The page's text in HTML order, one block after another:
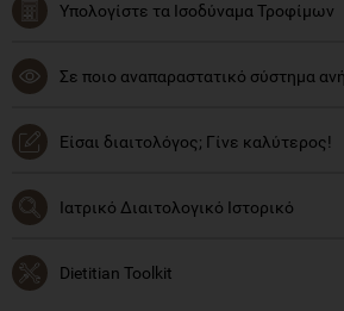
Υπολογίστε τα Ισοδύναμα Τροφίμων
Σε ποιο αναπαραστατικό σύστημα
Είσαι διαιτολόγος; Γίνε καλύτερος!
Ιατρικό Διαιτολογικό Ιστορικό
Dietitian Toolkit